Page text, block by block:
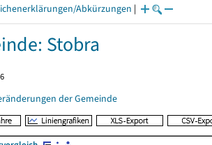
Abkürzungen |
Stobra
der Gemeinde